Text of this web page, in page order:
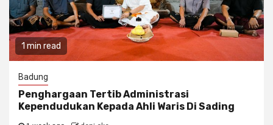
1 min read
Badung
Penghargaan Tertib Administrasi
Kependudukan Kepada Ahli Waris Di Sading